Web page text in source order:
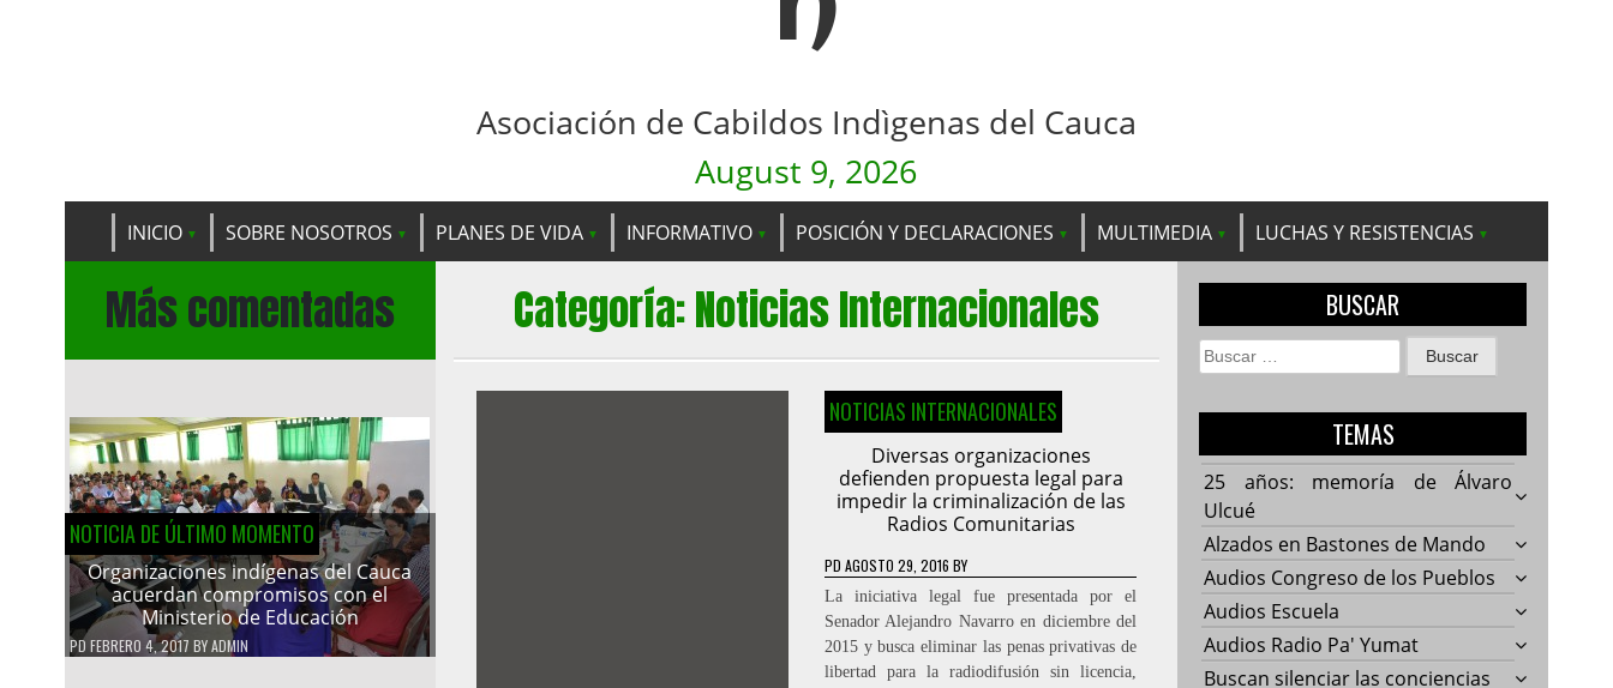
Asociación de Cabildos Indìgenas del Cauca
August 9, 2026
INICIO SOBRE NOSOTROS PLANES DE VIDA INFORMATIVO POSICIÓN Y DECLARACIONES MULTIMEDIA LUCHAS Y RESISTENCIAS
Más comentadas
NOTICIA DE ÚLTIMO MOMENTO
Organizaciones indígenas del Cauca
acuerdan compromisos con el
Ministerio de Educación
PD FEBRERO 4, 2017 BYADMIN
Categoría:Noticias Internacionales
NOTICIAS INTERNACIONALES
Diversas organizaciones
defienden propuesta legal para
impedir la criminalización de las
Radios Comunitarias
PD AGOSTO 29, 2016 BY
La iniciativa legal fue presentada por el
Senador Alejandro Navarro en diciembre del
2015 y busca eliminar las penas privativas de
libertad para la radiodifusión sin licencia,
BUSCAR
Buscar:
TEMAS
25 años: memoría de Álvaro
Ulcué
Alzados en Bastones de Mando
Audios Congreso de los Pueblos
Audios Escuela
Audios Radio Pa' Yumat
Buscan silenciar las conciencias